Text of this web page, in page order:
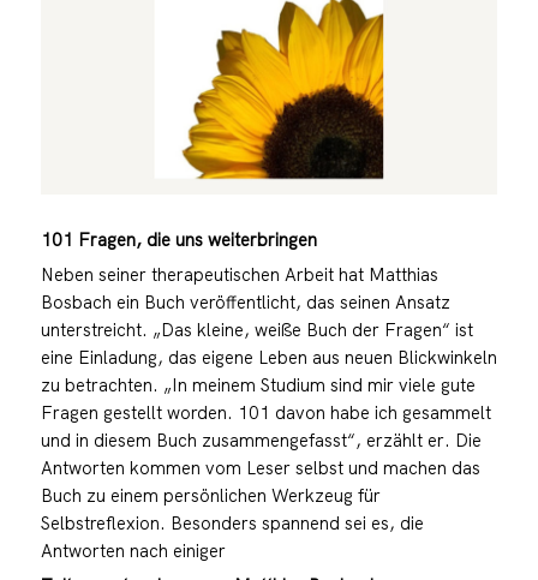
101 Fragen, die uns weiterbringen
Neben seiner therapeutischen Arbeit hat Matthias
Bosbach ein Buch veröffentlicht, das seinen Ansatz
unterstreicht. „Das kleine, weiße Buch der Fragen“ ist
eine Einladung, das eigene Leben aus neuen Blickwinkeln
zu betrachten. „In meinem Studium sind mir viele gute
Fragen gestellt worden. 101 davon habe ich gesammelt
und in diesem Buch zusammengefasst“, erzählt er. Die
Antworten kommen vom Leser selbst und machen das
Buch zu einem persönlichen Werkzeug für
Selbstreflexion. Besonders spannend sei es, die
Antworten nach einiger